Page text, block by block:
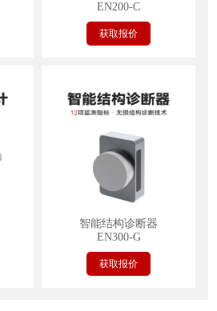
EN200-C
获取报价
智能结构诊断器
EN300-G
获取报价